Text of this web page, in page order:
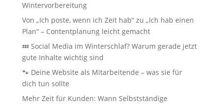
Wintervorbereitung
Von „Ich poste, wenn ich Zeit hab“ zu „Ich hab einen
Plan“ – Contentplanung leicht gemacht
💤 Social Media im Winterschlaf? Warum gerade jetzt
gute Inhalte wichtig sind
🐾 Deine Website als Mitarbeitende – was sie für
dich tun sollte
Mehr Zeit für Kunden: Wann Selbstständige